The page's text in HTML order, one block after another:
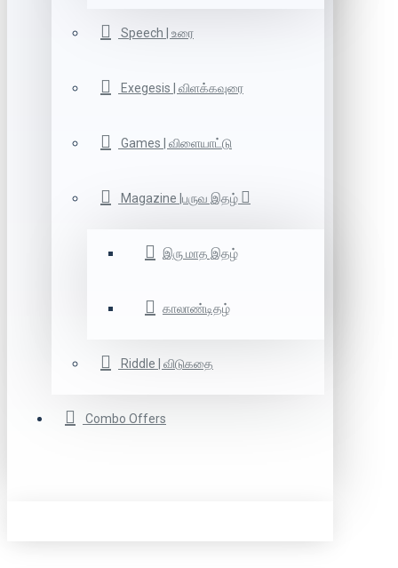
Speech | உரை
Exegesis | விளக்கவுரை
Games | விளையாட்டு
Magazine |பருவ இதழ்
இரு மாத இதழ்
காலாண்டிதழ்
Riddle | விடுகதை
Combo Offers